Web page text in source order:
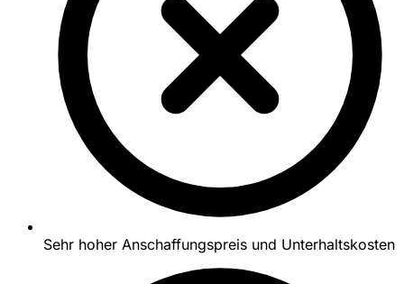
Sehr hoher Anschaffungspreis und Unterhaltskosten